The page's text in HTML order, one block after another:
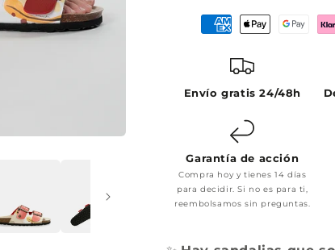
Envío gratis 24/48h
Garantía de acción
Compra hoy y tienes 14 días
para decidir. Si no es para ti,
reembolsamos sin preguntas.